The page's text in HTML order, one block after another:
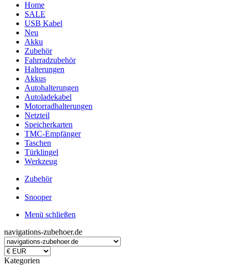
Home
SALE
USB Kabel
Neu
Akku
Zubehör
Fahrradzubehör
Halterungen
Akkus
Autohalterungen
Autoladekabel
Motorradhalterungen
Netzteil
Speicherkarten
TMC-Empfänger
Taschen
Türklingel
Werkzeug
Zubehör
Snooper
Menü schließen
navigations-zubehoer.de
Kategorien